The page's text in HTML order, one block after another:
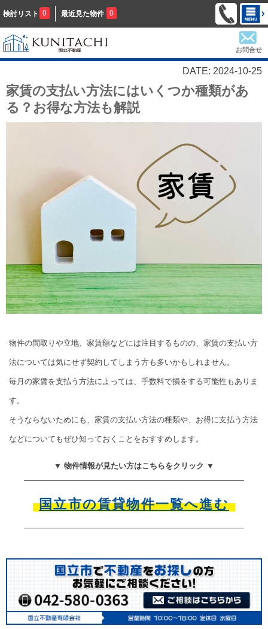
検討リスト 0 最近見た物件 0
お問合せ
DATE: 2024-10-25
家賃の支払い方法にはいくつか種類があ
る？お得な方法も解説
物件の間取りや立地、家賃額などには注目するものの、家賃の支払い方
法については気にせず契約してしまう方も多いかもしれません。
毎月の家賃を支払う方法によっては、手数料で損をする可能性もありま
す。
そうならないためにも、家賃の支払い方法の種類や、お得に支払う方法
などについてもぜひ知っておくことをおすすめします。
▼ 物件情報が見たい方はこちらをクリック ▼
国立市の賃貸物件一覧へ進む